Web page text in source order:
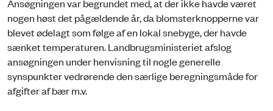
Ansøgningen var begrundet med, at der ikke havde været
nogen høst det pågældende år, da blomsterknopperne var
blevet ødelagt som følge af en lokal snebyge, der havde
sænket temperaturen. Landbrugsministeriet afslog
ansøgningen under henvisning til nogle generelle
synspunkter vedrørende den særlige beregningsmåde for
afgifter af bær m.v.